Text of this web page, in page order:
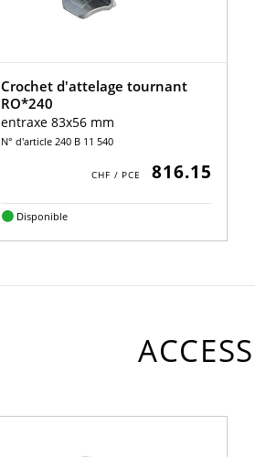
Crochet d'attelage tournant
RO*240
entraxe 83x56 mm
N° d'article 240 B 11 540
816.15
Disponible